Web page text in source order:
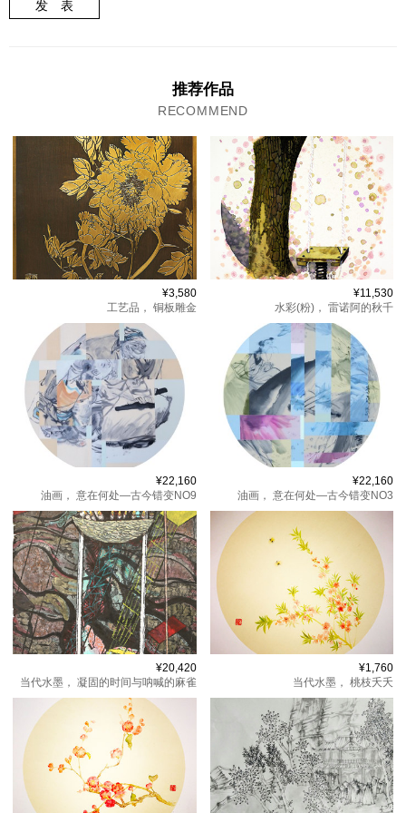
发 表
推荐作品
RECOMMEND
¥3,580
工艺品， 铜板雕金
¥11,530
水彩(粉)， 雷诺阿的秋千
¥22,160
油画， 意在何处—古今错变NO9
¥22,160
油画， 意在何处—古今错变NO3
¥20,420
当代水墨， 凝固的时间与呐喊的麻雀
¥1,760
当代水墨， 桃枝夭夭